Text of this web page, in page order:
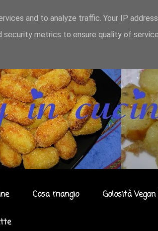
Cosa mangio Golosità
and to analyze traffic. Your IP
security metrics to ensure quality of